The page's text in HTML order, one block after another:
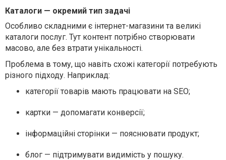
Каталоги — окремий тип задачі
Особливо складними є інтернет-магазини та великі
каталоги послуг. Тут контент потрібно створювати
масово, але без втрати унікальності.
Проблема в тому, що навіть схожі категорії потребують
різного підходу. Наприклад:
категорії товарів мають працювати на SEO;
картки — допомагати конверсії;
інформаційні сторінки — пояснювати продукт;
блог — підтримувати видимість у пошуку.